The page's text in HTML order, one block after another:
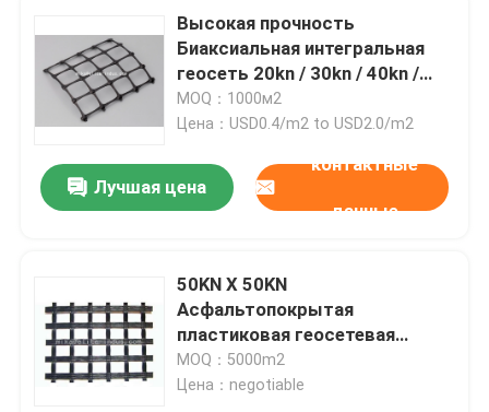
Высокая прочность
Биаксиальная интегральная
геосеть 20kn / 30kn / 40kn /
50kn Прочность
MOQ：1000м2
Цена：USD0.4/m2 to USD2.0/m2
Лучшая цена
контактные
данные
50KN X 50KN
Асфальтопокрытая
пластиковая геосетевая
арматура для дорог ISO
одобрен
MOQ：5000m2
Цена：negotiable